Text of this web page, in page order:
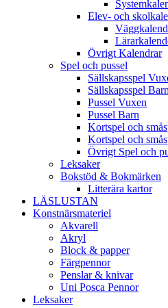
Elev- och
Övrigt Kalendrar
Spel och pussel
Sällskapsspel
Sällskapsspel
Pussel Vuxen
Pussel Barn
Kortspel och
Kortspel och
Övrigt Spel och
Leksaker
Bokstöd & Bokmärken
Litterära kartor
LÄSLUSTAN
Konstnärsmateriel
Akvarell
Akryl
Block & papper
Färgpennor
Penslar & knivar
Uni Posca Pennor
Leksaker